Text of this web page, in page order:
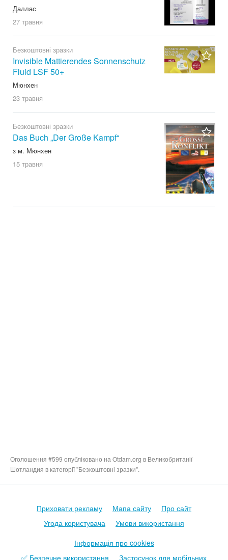
Даллас
27 травня
Безкоштовні зразки
Invisible Mattierendes Sonnenschutz
Fluid LSF 50+
Мюнхен
23 травня
Безкоштовні зразки
Das Buch „Der Große Kampf“
з м. Мюнхен
15 травня
Оголошення #599 опубліковано на Otdam.org в Великобританії
Шотландия в категорії "Безкоштовні зразки".
Приховати рекламу Мапа сайту
Про сайт
Угода користувача
Умови використання
Інформація про cookies
✅ Безпечне використання
Застосунок для мобільних